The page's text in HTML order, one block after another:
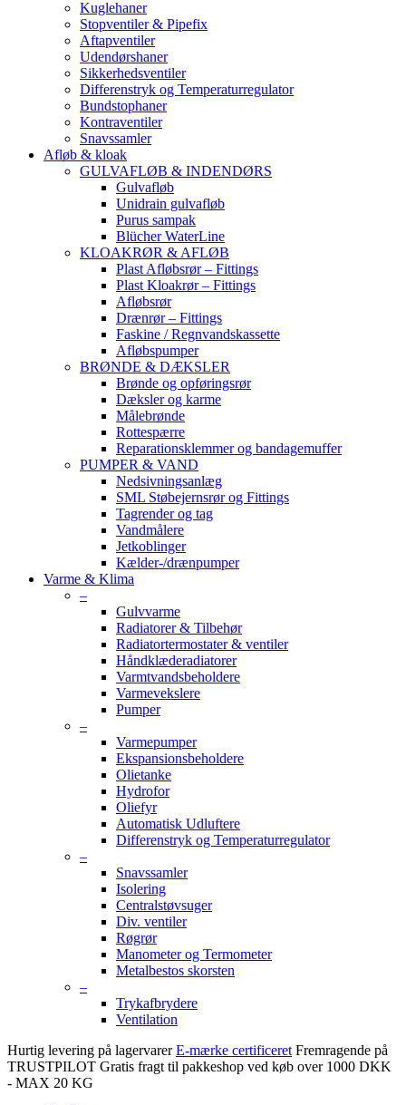
Kuglehaner
Stopventiler & Pipefix
Aftapventiler
Udendørshaner
Sikkerhedsventiler
Differenstryk og Temperaturregulator
Bundstophaner
Kontraventiler
Snavssamler
Afløb & kloak
GULVAFLØB & INDENDØRS
Gulvafløb
Unidrain gulvafløb
Purus sampak
Blücher WaterLine
KLOAKRØR & AFLØB
Plast Afløbsrør – Fittings
Plast Kloakrør – Fittings
Afløbsrør
Drænrør – Fittings
Faskine / Regnvandskassette
Afløbspumper
BRØNDE & DÆKSLER
Brønde og opføringsrør
Dæksler og karme
Målebrønde
Rottespærre
Reparationsklemmer og bandagemuffer
PUMPER & VAND
Nedsivningsanlæg
SML Støbejernsrør og Fittings
Tagrender og tag
Vandmålere
Jetkoblinger
Kælder-/drænpumper
Varme & Klima
–
Gulvvarme
Radiatorer & Tilbehør
Radiatortermostater & ventiler
Håndklæderadiatorer
Varmtvandsbeholdere
Varmevekslere
Pumper
–
Varmepumper
Ekspansionsbeholdere
Olietanke
Hydrofor
Oliefyr
Automatisk Udluftere
Differenstryk og Temperaturregulator
–
Snavssamler
Isolering
Centralstøvsuger
Div. ventiler
Røgrør
Manometer og Termometer
Metalbestos skorsten
–
Trykafbrydere
Ventilation
Hurtig levering på lagervarer E-mærke certificeret Fremragende på
TRUSTPILOT Gratis fragt til pakkeshop ved køb over 1000 DKK
- MAX 20 KG